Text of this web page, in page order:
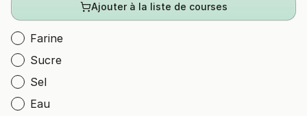
Ajouter à la liste de courses
Farine
Sucre
Sel
Eau